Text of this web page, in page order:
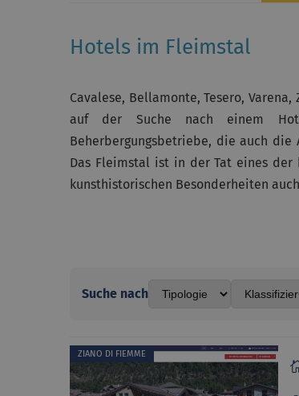
Hotels im Fleimstal
Cavalese, Bellamonte, Tesero,
auf der Suche nach einem
Beherbergungsbetriebe, die auch die
Das Fleimstal ist in der Tat eines
kunsthistorischen Besonderheiten
Suche nach
ZIANO DI FIEMME